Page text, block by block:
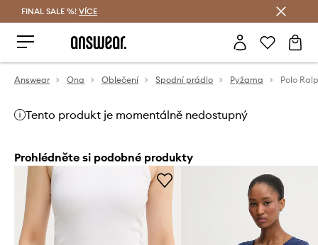
FINAL SALE %! VÍCE
Answear Ona Oblečení Spodní prádlo Pyžama
Tento produkt je momentálně nedostupný
Prohlédněte si podobné produkty